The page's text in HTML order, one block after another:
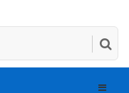
Toggle